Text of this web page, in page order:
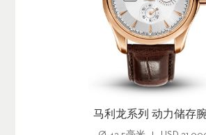
马利龙系列 动力储存